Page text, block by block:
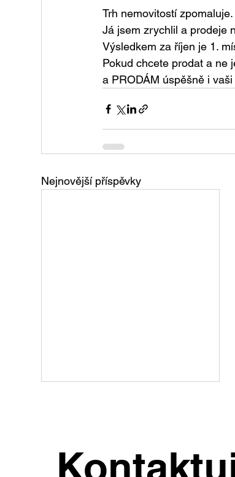
Trh nemovitostí
Já jsem zrychlil a prodeje
Výsledkem za říjen je 1.
Pokud chcete prodat a ne
a PRODÁM úspěšně i
Nejnovější příspěvky